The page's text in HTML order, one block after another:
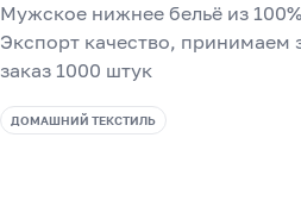
Мужское нижнее бельё из
Экспорт качество,
заказ 1000 штук
ДОМАШНИЙ ТЕКСТИЛЬ